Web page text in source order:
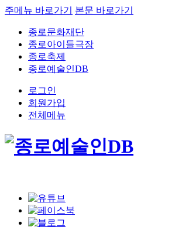
주메뉴 바로가기 본문 바로가기
종로문화재단
종로아이들극장
종로축제
종로예술인DB
로그인
회원가입
전체메뉴